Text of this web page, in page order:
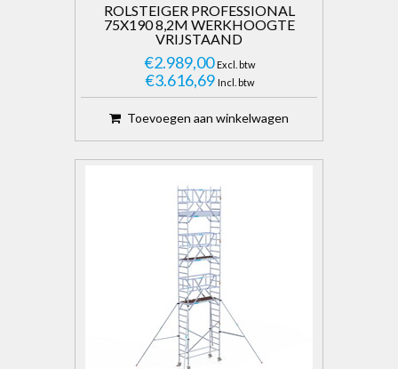
ROLSTEIGER PROFESSIONAL
75X190 8,2M WERKHOOGTE
VRIJSTAAND
€2.989,00 Excl. btw
€3.616,69 Incl. btw
Toevoegen aan winkelwagen